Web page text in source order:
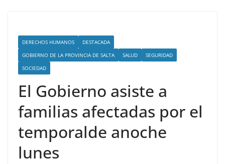
DERECHOS HUMANOS
DESTACADA
GOBIERNO DE LA PROVINCIA DE SALTA
SALUD
SEGURIDAD
SOCIEDAD
El Gobierno asiste a
familias afectadas por el
temporalde anoche
lunes